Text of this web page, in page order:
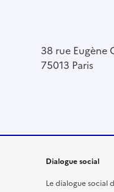
38 rue Eugène
75013 Paris
Dialogue social
Le dialogue social